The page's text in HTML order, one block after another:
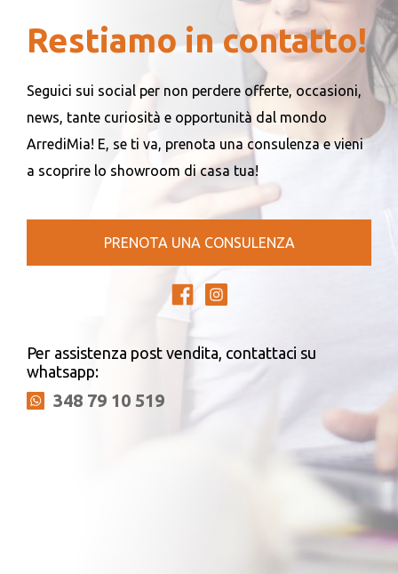
Restiamo in contatto!
Seguici sui social per non perdere offerte, occasioni,
news, tante curiosità e opportunità dal mondo
ArrediMia! E, se ti va, prenota una consulenza e vieni
a scoprire lo showroom di casa tua!
PRENOTA UNA CONSULENZA
Per assistenza post vendita, contattaci su
whatsapp:
348 79 10 519